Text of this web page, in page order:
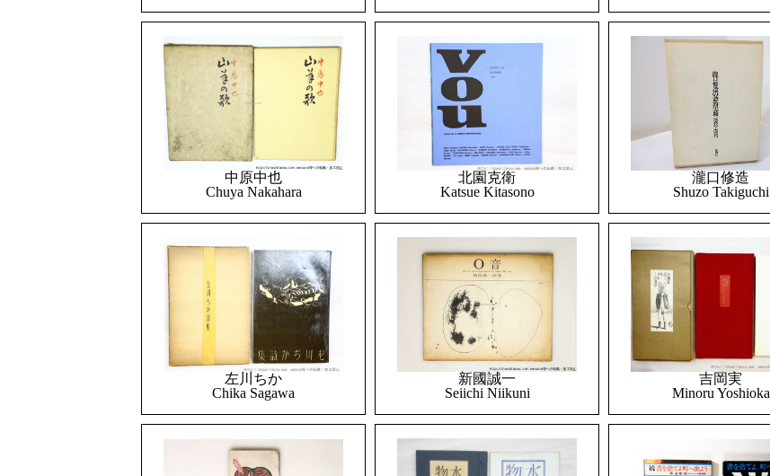
中原中也
Chuya Nakahara
北園克衛
Katsue Kitasono
瀧口修造
Shuzo Takiguchi
左川ちか
Chika Sagawa
新國誠一
Seiichi Niikuni
吉岡実
Minoru Yoshioka